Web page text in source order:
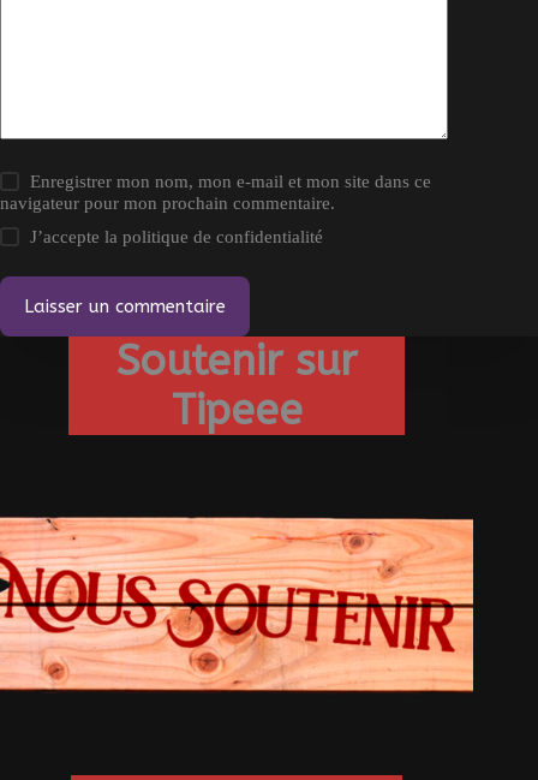
Enregistrer mon nom, mon e-mail et mon site dans ce
navigateur pour mon prochain commentaire.
J’accepte lapolitique de confidentialité
Laisser un commentaire
Soutenir sur
Tipeee